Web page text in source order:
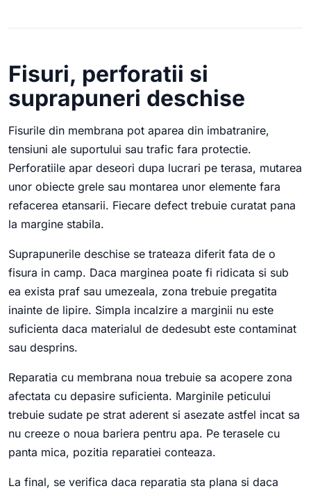
Fisuri, perforatii si
suprapuneri deschise
Fisurile din membrana pot aparea din imbatranire,
tensiuni ale suportului sau trafic fara protectie.
Perforatiile apar deseori dupa lucrari pe terasa, mutarea
unor obiecte grele sau montarea unor elemente fara
refacerea etansarii. Fiecare defect trebuie curatat pana
la margine stabila.
Suprapunerile deschise se trateaza diferit fata de o
fisura in camp. Daca marginea poate fi ridicata si sub
ea exista praf sau umezeala, zona trebuie pregatita
inainte de lipire. Simpla incalzire a marginii nu este
suficienta daca materialul de dedesubt este contaminat
sau desprins.
Reparatia cu membrana noua trebuie sa acopere zona
afectata cu depasire suficienta. Marginile peticului
trebuie sudate pe strat aderent si asezate astfel incat sa
nu creeze o noua bariera pentru apa. Pe terasele cu
panta mica, pozitia reparatiei conteaza.
La final, se verifica daca reparatia sta plana si daca